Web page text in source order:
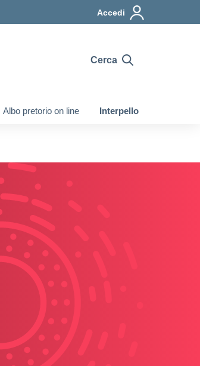
Accedi
Cerca
Albo pretorio on line Interpello